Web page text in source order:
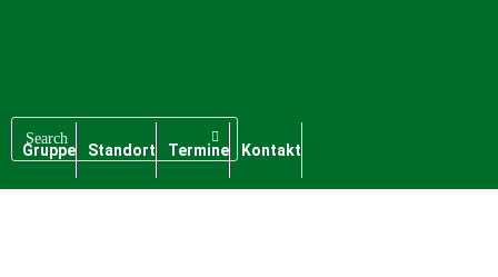
Gruppe Standort Termine Kontakt